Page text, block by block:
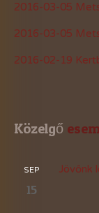
2016-03-05
2016-03-05
2016-02-19
Közelgő
SEP
15
Jövőnk